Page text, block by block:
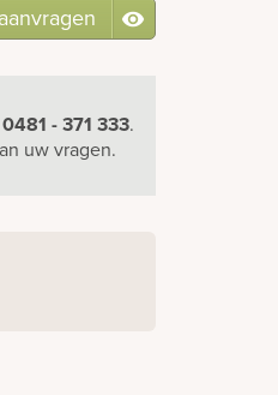
0481 - 371 333.
uw vragen.